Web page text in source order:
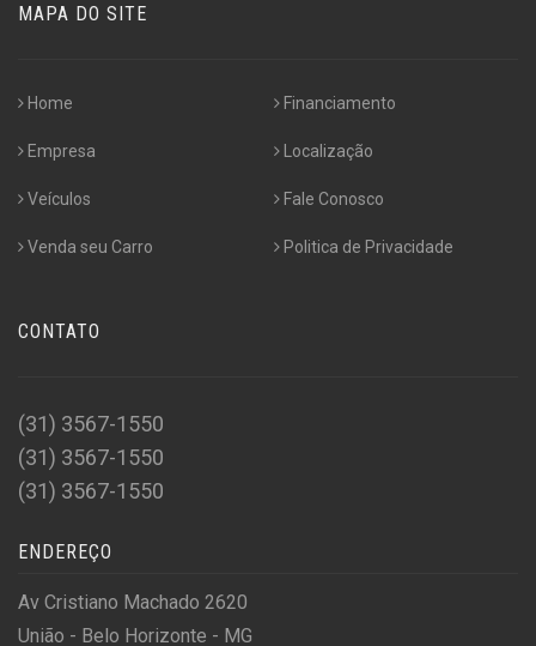
MAPA DO SITE
Home
Empresa
Veículos
Venda seu Carro
Financiamento
Localização
Fale Conosco
Politica de Privacidade
CONTATO
(31) 3567-1550
(31) 3567-1550
(31) 3567-1550
ENDEREÇO
Av Cristiano Machado 2620
União - Belo Horizonte - MG